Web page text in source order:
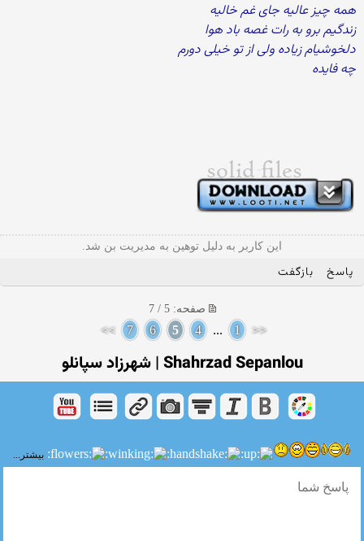
همه چیز عالیه جای غم خالیه
زندگیم برو به رات غصه باد هوا
دلخوشیام زیاده ولی از تو خیلی دورم
چه فایده
این کاربر به دلیل توهین به مدیریت بن شد.
پاسخ بازگفت
صفحه: 5 / 7
<<
1
...
4
5
6
7
>>
Shahrzad Sepanlou | شهرزاد سپانلو
بیشتر...